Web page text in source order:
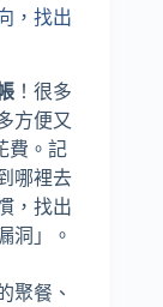
，找出
！很多
方便又
費。記
哪裡去
，找出
洞」。
聚餐、